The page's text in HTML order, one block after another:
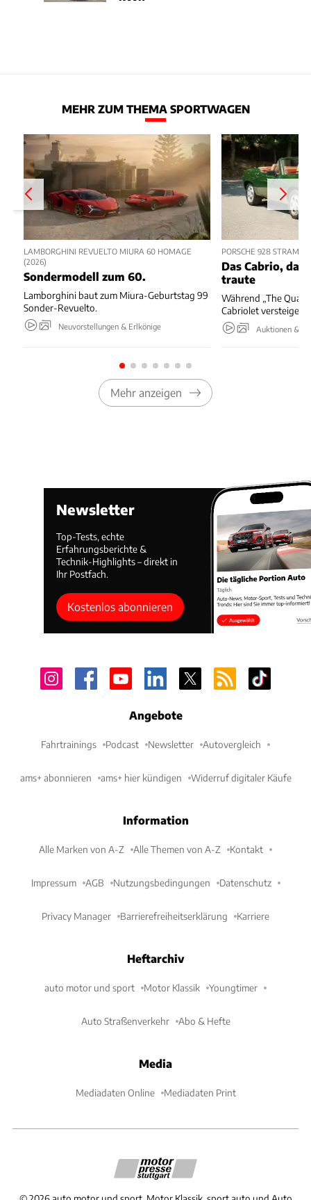
MEHR ZUM THEMA SPORTWAGEN
LAMBORGHINI REVUELTO MIURA 60 HOMAGE
(2026)
Sondermodell zum 60.
Lamborghini baut zum Miura-Geburtstag 99
Sonder-Revuelto.
Neuvorstellungen & Erlkönige
PORSCHE 928
Das Cabrio,
traute
Während „The
Cabriolet versteigert.
Auktionen &
Mehr anzeigen
Newsletter
Top-Tests, echte
Erfahrungsberichte &
Technik-Highlights – direkt in
Ihr Postfach.
Kostenlos abonnieren
Angebote
Fahrtrainings Podcast Newsletter Autovergleich
ams+ abonnieren ams+ hier kündigen Widerruf digitaler Käufe
Information
Alle Marken von A-Z Alle Themen von A-Z Kontakt
Impressum AGB Nutzungsbedingungen Datenschutz
Privacy Manager Barrierefreiheitserklärung Karriere
Heftarchiv
auto motor und sport Motor Klassik Youngtimer
Auto Straßenverkehr Abo & Hefte
Media
Mediadaten Online Mediadaten Print